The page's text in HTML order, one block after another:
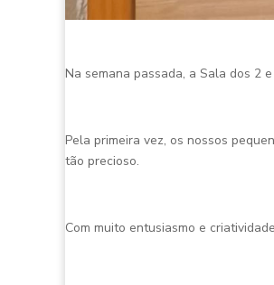
Na semana passada, a Sala dos 2
Pela primeira vez, os nossos
tão precioso.
Com muito entusiasmo e